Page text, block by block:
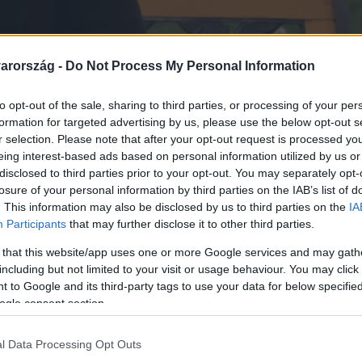
- Do Not Process My Personal Information
opt-out of the sale, sharing to third parties, or processing of your
for targeted advertising by us, please use the below opt-out
selection. Please note that after your opt-out request is processed
interest-based ads based on personal information utilized by us
to third parties prior to your opt-out. You may separately
of your personal information by third parties on the IAB’s list of
This information may also be disclosed by us to third parties on the
Participants that may further disclose it to other third parties.
that this website/app uses one or more Google services and may
but not limited to your visit or usage behaviour. You may
to Google and its third-party tags to use your data for below
consent section.
Data Processing Opt Outs
teljes összeomlásig, amikor mentális
egykori teniszcsillag ma már nyíltan
is kapaszkodót ad. Életéről és a nehéz